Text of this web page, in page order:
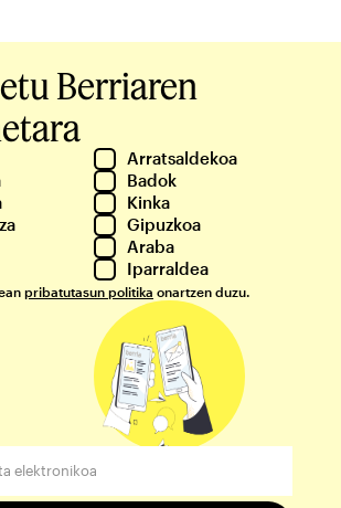
Berriaren
Arratsaldekoa
Badok
Kinka
Gipuzkoa
Araba
Iparraldea
pribatutasun politika onartzen duzu.